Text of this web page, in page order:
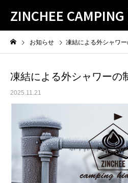
ZINCHEE
お知らせ 凍結による外シャワ
凍結による外シャワーの
2025.11.21